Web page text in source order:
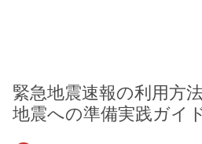
緊急地震速報の利用方
地震への準備実践ガイ